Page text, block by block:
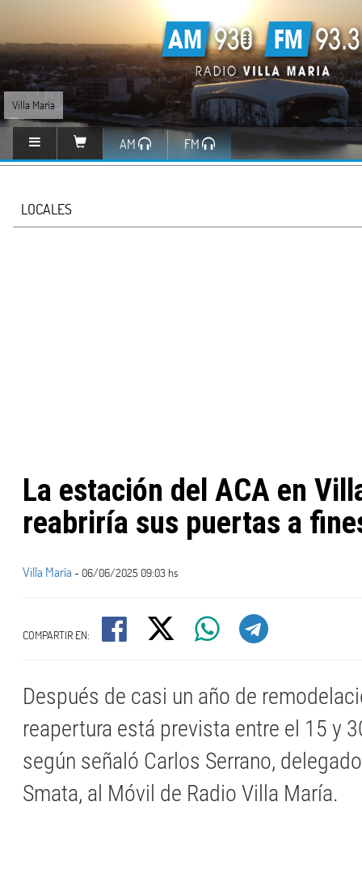
Villa María
AM FM
LOCALES
L​a estación del ACA en
reabriría sus puertas a
Villa María - 06/06/2025 09:03 hs
COMPARTIR EN:
Después de casi un año de
reapertura está prevista entre el 15 y
según señaló Carlos Serrano,
Smata, al Móvil de Radio Villa María.